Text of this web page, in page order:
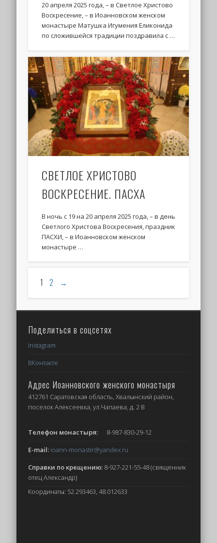
20 апреля 2025 года, – в Светлое Христово
Воскресение, – в Иоанновском женском
монастыре Матушка Игумения Еликонида
по сложившейся традиции поздравила с …
СВЕТЛОЕ ХРИСТОВО
ВОСКРЕСЕНИЕ. ПАСХА
В ночь с 19 на 20 апреля 2025 года, – в день
Светлого Христова Воскресения, праздник
ПАСХИ, – в Иоанновском женском
монастыре …
1 2 →
Поделиться в соцсетях
Instagram
ВКонтакте
Адрес Иоанновского женского монастыря
412761 Саратовская область, Хвалынский район,
поселок Алексеевка, ул.Чапаева, д. 2 В
Телефон монастыря:
8-987-830-29-12
E-mail: ioann-monastir@yandex.ru
Справки по крещению: 8-927-221-55-48 (священник
отец Александр)
Координаты: 52.293463, 48.012633